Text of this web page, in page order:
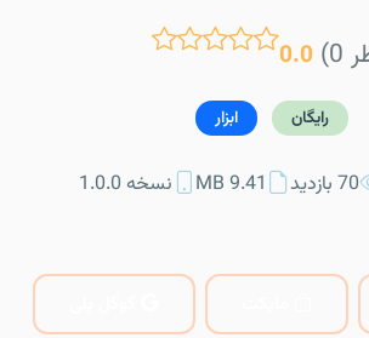
0.0
رایگان ابزار
70 بازدید 9.41 MB نسخه 1.0.0